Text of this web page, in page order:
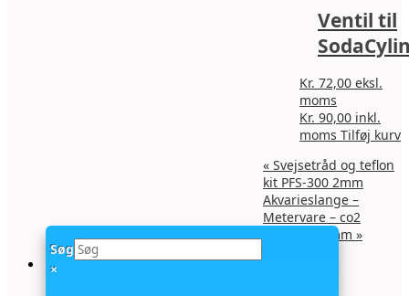
Ventil til
Kr. 72,00 eksl.
moms
Kr. 90,00 inkl.
moms Tilføj kurv
« Svejsetråd og teflon
kit PFS-300 2mm
Akvarieslange –
Metervare – co2
slange 4x6mm »
Søg
×